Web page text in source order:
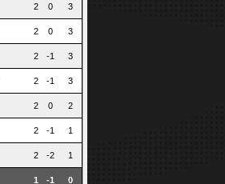
2 0 3
2 0 3
2 -1 3
2 -1 3
2 0 2
2 -1 1
2 -2 1
1 -1 0